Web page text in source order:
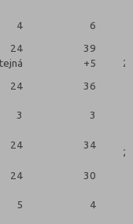
4 6
24
39
+5
2
24 36
3 3
24 34
2
24 30
5 4